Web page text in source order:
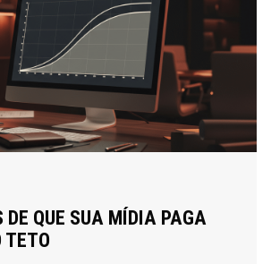
DE QUE SUA MÍDIA PAGA
TETO